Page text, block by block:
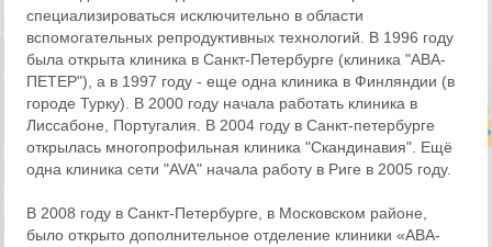
специализироваться исключительно в области
вспомогательных репродуктивных технологий. В 1996 году
была открыта клиника в Санкт-Петербурге (клиника "АВА-
ПЕТЕР"), а в 1997 году - еще одна клиника в Финляндии (в
городе Турку). В 2000 году начала работать клиника в
Лиссабоне, Португалия. В 2004 году в Санкт-петербурге
открылась многопрофильная клиника "Скандинавия". Ещё
одна клиника сети "AVA" начала работу в Риге в 2005 году.
В 2008 году в Санкт-Петербурге, в Московском районе,
было открыто дополнительное отделение клиники «АВА-